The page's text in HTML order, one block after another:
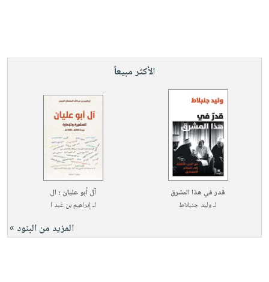
الأكثر مبيعاً
قدر في هذا المشرق
لـوليد جنبلاط
آل أبو عليان ؛ ال
لـإبراهيم بن عبد ا
المزيد من البنود »